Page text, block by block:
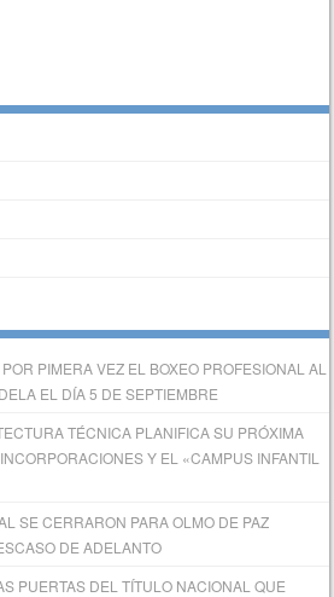
PIMERA VEZ EL BOXEO PROFESIONAL AL
EL DÍA 5 DE SEPTIEMBRE
TÉCNICA PLANIFICA SU PRÓXIMA
Y EL «CAMPUS INFANTIL
SE CERRARON PARA OLMO DE PAZ
DE ADELANTO
PUERTAS DEL TÍTULO NACIONAL QUE